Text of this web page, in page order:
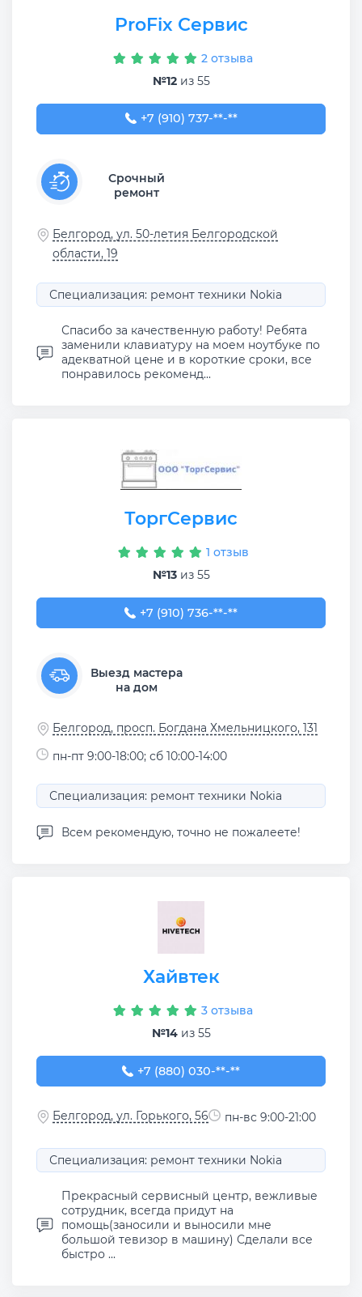
ProFix Сервис
2 отзыва
№12из 55
+7 (910) 737-22-12
+7 (910) 737-**-**
Срочный
ремонт
Белгород, ул. 50-летия Белгородской
области, 19
Специализация: ремонт техники Nokia
Спасибо за качественную работу! Ребята
заменили клавиатуру на моем ноутбуке по
адекватной цене и в короткие сроки, все
понравилось рекоменд...
ТоргСервис
1 отзыв
№13из 55
+7 (910) 736-30-13
+7 (910) 736-**-**
Выезд мастера
на дом
Белгород, просп. Богдана Хмельницкого, 131
пн-пт 9:00-18:00; сб 10:00-14:00
Специализация: ремонт техники Nokia
Всем рекомендую, точно не пожалеете!
Хайвтек
3 отзыва
№14из 55
+7 (880) 030-16-68
+7 (880) 030-**-**
Белгород, ул. Горького, 56 пн-вс 9:00-21:00
Специализация: ремонт техники Nokia
Прекрасный сервисный центр, вежливые
сотрудник, всегда придут на
помощь(заносили и выносили мне
большой тевизор в машину) Сделали все
быстро ...